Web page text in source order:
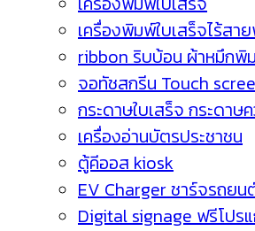
เครื่องพิมพ์ใบเสร็จไร้สา
ribbon ริบบ้อน ผ้าหมึกพิ
จอทัชสกรีน Touch
กระดาษใบเสร็จ กระดาษ
เครื่องอ่านบัตรประชาชน
ตู้คีออส kiosk
EV Charger ชาร์จรถย
Digital signage ฟรีโปร